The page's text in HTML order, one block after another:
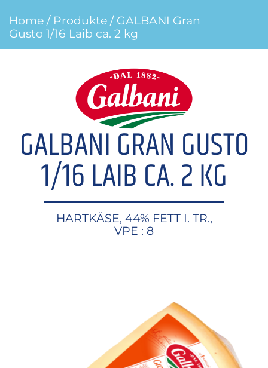
Home / Produkte / GALBANI Gran
Gusto 1/16 Laib ca. 2 kg
GALBANI GRAN GUSTO
1/16 LAIB CA. 2 KG
HARTKÄSE, 44% FETT I. TR.,
VPE : 8